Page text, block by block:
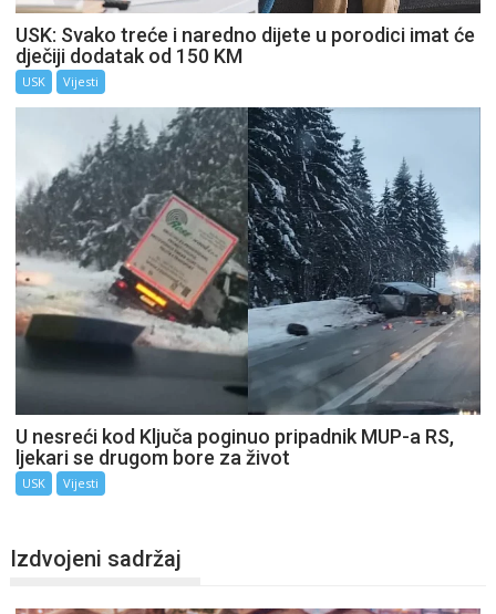
USK: Svako treće i naredno dijete u porodici imat će
dječiji dodatak od 150 KM
USK Vijesti
U nesreći kod Ključa poginuo pripadnik MUP-a RS,
ljekari se drugom bore za život
USK Vijesti
Izdvojeni sadržaj